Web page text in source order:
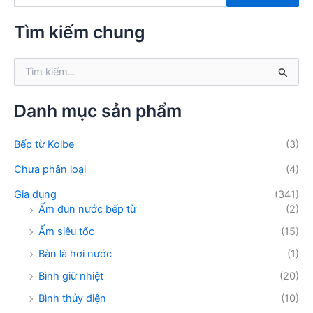
k
:
Tìm kiếm chung
k
i
m
Danh mục sản phẩm
Bếp từ Kolbe
(3)
Chưa phân loại
(4)
Gia dụng
(341)
Ấm đun nước bếp từ
(2)
Ấm siêu tốc
(15)
Bàn là hơi nước
(1)
Bình giữ nhiệt
(20)
Bình thủy điện
(10)